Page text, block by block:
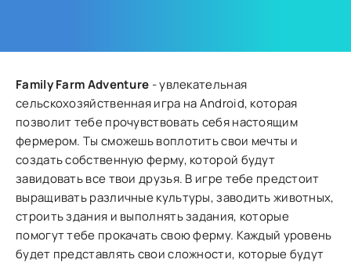
Family Farm Adventure - увлекательная
сельскохозяйственная игра на Android, которая
позволит тебе прочувствовать себя настоящим
фермером. Ты сможешь воплотить свои мечты и
создать собственную ферму, которой будут
завидовать все твои друзья. В игре тебе предстоит
выращивать различные культуры, заводить животных,
строить здания и выполнять задания, которые
помогут тебе прокачать свою ферму. Каждый уровень
будет представлять свои сложности, которые будут